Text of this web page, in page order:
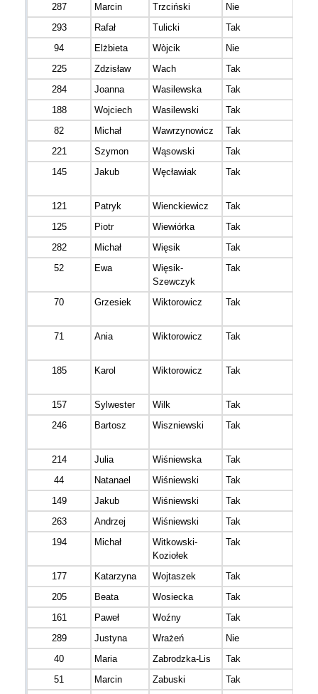
287
Marcin Trzciński
Nie
293
Rafał Tulicki
Tak
94
Elżbieta Wòjcik
Nie
225
Zdzisław Wach
Tak
284
Joanna Wasilewska
Tak
188
Wojciech Wasilewski
Tak
82
Michał Wawrzynowicz
Tak
221
Szymon Wąsowski
Tak
145
Jakub Węcławiak Tak
121 Patryk Wienckiewicz
Tak
125
Piotr Wiewiórka
Tak
282
Michał Więsik
Tak
52
Ewa
Więsik-
Szewczyk
Tak
70 Grzesiek Wiktorowicz Tak
71 Ania Wiktorowicz Tak
185 Karol Wiktorowicz Tak
157 Sylwester Wilk
Tak
246
Bartosz Wiszniewski Tak
214 Julia Wiśniewska
Tak
44
Natanael Wiśniewski
Tak
149
Jakub Wiśniewski
Tak
263
Andrzej Wiśniewski
Tak
194
Michał
Witkowski-
Koziołek
Tak
177 Katarzyna Wojtaszek
Tak
205
Beata Wosiecka
Tak
161
Paweł Woźny
Tak
289
Justyna Wrażeń
Nie
40
Maria Zabrodzka-Lis
Tak
51
Marcin Zabuski
Tak